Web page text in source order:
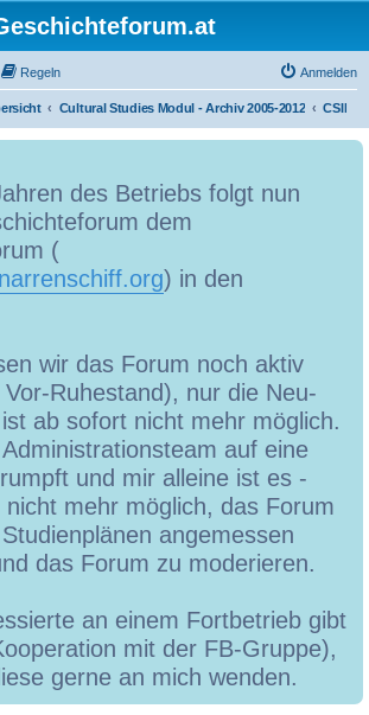
Regeln Anmelden
Cultural Studies Modul - Archiv 2005-2012 CSII
des Betriebs folgt nun
dem
(
) in den
wir das Forum noch aktiv
Ruhestand), nur die Neu-
ab sofort nicht mehr möglich.
auf eine
und mir alleine ist es -
nicht mehr möglich, das Forum
angemessen
das Forum zu moderieren.
an einem Fortbetrieb gibt
mit der FB-Gruppe),
gerne an mich wenden.